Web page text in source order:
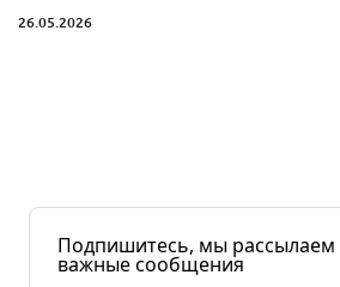
26.05.2026
Подпишитесь, мы рассылаем
важные сообщения